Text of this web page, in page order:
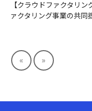
【クラウドファクタリ
ァクタリング事業の共同
« »